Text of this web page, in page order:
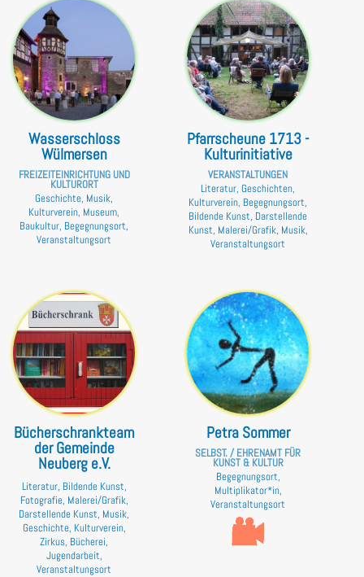
Wasserschloss
Wülmersen
FREIZEITEINRICHTUNG UND
KULTURORT
Geschichte, Musik,
Kulturverein, Museum,
Baukultur, Begegnungsort,
Veranstaltungsort
Pfarrscheune 1713 -
Kulturinitiative
VERANSTALTUNGEN
Literatur, Geschichten,
Kulturverein, Begegnungsort,
Bildende Kunst, Darstellende
Kunst, Malerei/Grafik, Musik,
Veranstaltungsort
Bücherschrankteam
der Gemeinde
Neuberg e.V.
Literatur, Bildende Kunst,
Fotografie, Malerei/Grafik,
Darstellende Kunst, Musik,
Geschichte, Kulturverein,
Zirkus, Bücherei,
Jugendarbeit,
Veranstaltungsort
Petra Sommer
SELBST. / EHRENAMT FÜR
KUNST & KULTUR
Begegnungsort,
Multiplikator*in,
Veranstaltungsort